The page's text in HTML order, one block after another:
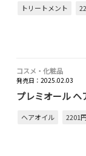
トリートメント
コスメ・化粧品
発売日：2025.02.03
プレミオール ヘ
ヘアオイル 2201